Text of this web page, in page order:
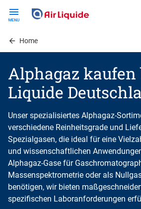
contentHome
Alphagaz
Liquide
Unser spezialisiertes Alphagaz-
verschiedene Reinheitsgrade und
Spezialgasen, die ideal für eine
und wissenschaftlichen
Alphagaz-Gase für
Massenspektrometrie oder als
benötigen, wir bieten
spezifischen Laboranforderungen